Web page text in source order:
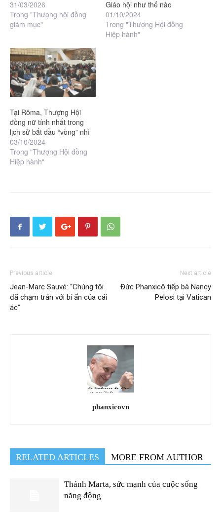
31/03/2026
Trong "Thượng hội đồng
giám mục"
Giáo hội như thế nào
01/10/2024
Trong "Thượng Hội đồng
Hiệp hành"
Tại Rôma, Thượng Hội
đồng nữ tính nhất trong
lịch sử bắt đầu “vòng” nhì
03/10/2024
Trong "Thượng Hội đồng
Hiệp hành"
Previous article
Jean-Marc Sauvé: “Chúng tôi
đã chạm trán với bí ẩn của cái
ác”
Next article
Đức Phanxicô tiếp bà Nancy
Pelosi tại Vatican
phanxicovn
RELATED ARTICLES MORE FROM AUTHOR
Thánh Marta, sức mạnh của cuộc sống
năng động